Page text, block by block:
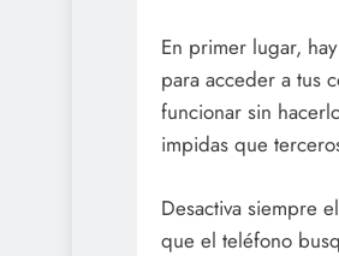
En primer lugar,
para acceder a tus
funcionar sin
impidas que
Desactiva siempre
que el teléfono